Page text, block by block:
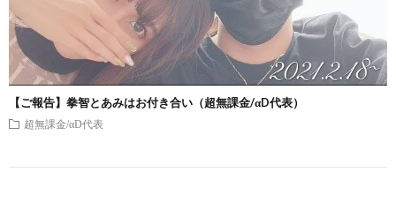
【ご報告】拳智とあみはお付き合い（超無課金/αD代表）
超無課金/αD代表